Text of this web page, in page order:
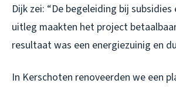
Dijk zei: “De begeleiding bij
uitleg maakten het project
resultaat was een energiezuinig en
In Kerschoten renoveerden we een